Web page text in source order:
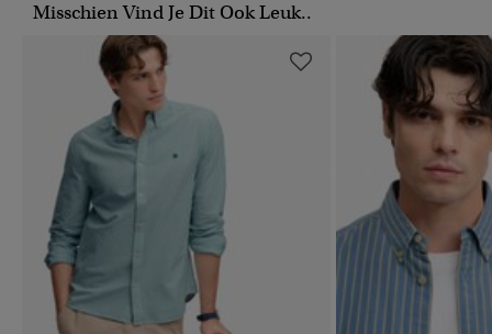
Misschien Vind Je Dit Ook Leuk..